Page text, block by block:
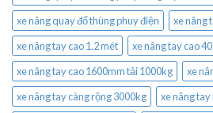
xe nâng quay đổ thùng phuy điện
xe nâng
xe nâng tay cao 1.2 mét
xe nâng tay cao
xe nâng tay cao 1600mm tải 1000kg
xe
xe nâng tay càng rộng 3000kg
xe nâng